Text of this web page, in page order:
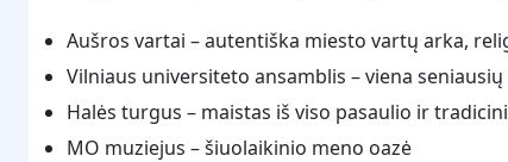
Aušros vartai – autentiška miesto vartų arka,
Vilniaus universiteto ansamblis – viena
Halės turgus – maistas iš viso pasaulio ir
MO muziejus – šiuolaikinio meno oazė